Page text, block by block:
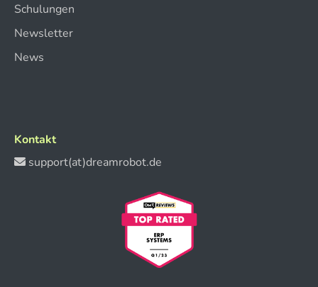
Schulungen
Newsletter
News
Kontakt
support(at)dreamrobot.de